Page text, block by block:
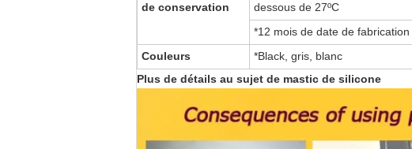
de conservation
dessous de 27ºC
*12 mois de date de fabrication
Couleurs
*Black, gris , blanc
Plus de détails au sujet de mastic de silicone